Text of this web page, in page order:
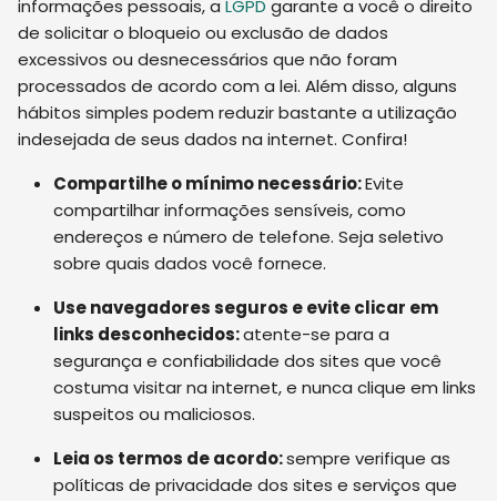
informações pessoais, a LGPD garante a você o direito
de solicitar o bloqueio ou exclusão de dados
excessivos ou desnecessários que não foram
processados de acordo com a lei. Além disso, alguns
hábitos simples podem reduzir bastante a utilização
indesejada de seus dados na internet. Confira!
Compartilhe o mínimo necessário:Evite
compartilhar informações sensíveis, como
endereços e número de telefone. Seja seletivo
sobre quais dados você fornece.
Use navegadores seguros e evite clicar em
links desconhecidos:atente-se para a
segurança e confiabilidade dos sites que você
costuma visitar na internet, e nunca clique em links
suspeitos ou maliciosos.
Leia os termos de acordo:sempre verifique as
políticas de privacidade dos sites e serviços que